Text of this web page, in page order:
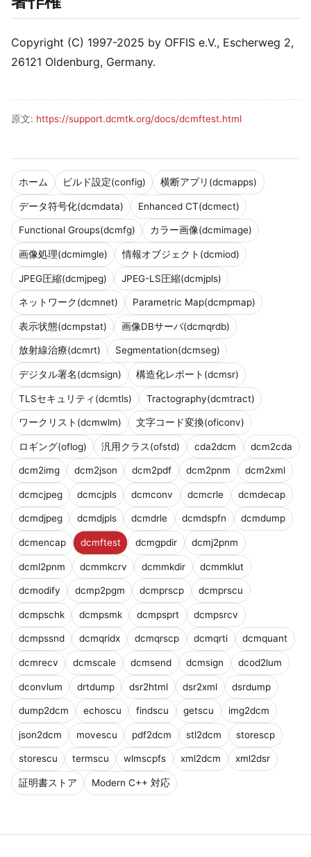
ホーム ビルド設定(config) 横断アプリ(dcmapps)
データ符号化(dcmdata) Enhanced CT(dcmect)
Functional Groups(dcmfg) カラー画像(dcmimage)
画像処理(dcmimgle) 情報オブジェクト(dcmiod)
JPEG圧縮(dcmjpeg) JPEG-LS圧縮(dcmjpls)
ネットワーク(dcmnet) Parametric Map(dcmpmap)
表示状態(dcmpstat) 画像DBサーバ(dcmqrdb)
放射線治療(dcmrt) Segmentation(dcmseg)
デジタル署名(dcmsign) 構造化レポート(dcmsr)
TLSセキュリティ(dcmtls) Tractography(dcmtract)
ワークリスト(dcmwlm) 文字コード変換(oficonv)
ロギング(oflog) 汎用クラス(ofstd) cda2dcm dcm2cda
dcm2img dcm2json dcm2pdf dcm2pnm dcm2xml
dcmcjpeg dcmcjpls dcmconv dcmcrle dcmdecap
dcmdjpeg dcmdjpls dcmdrle dcmdspfn dcmdump
dcmencap dcmftest dcmgpdir dcmj2pnm
dcml2pnm dcmmkcrv dcmmkdir dcmmklut
dcmodify dcmp2pgm dcmprscp dcmprscu
dcmpschk dcmpsmk dcmpsprt dcmpsrcv
dcmpssnd dcmqridx dcmqrscp dcmqrti dcmquant
dcmrecv dcmscale dcmsend dcmsign dcod2lum
dconvlum drtdump dsr2html dsr2xml dsrdump
dump2dcm echoscu findscu getscu img2dcm
json2dcm movescu pdf2dcm stl2dcm storescp
storescu termscu wlmscpfs xml2dcm xml2dsr
証明書ストア Modern C++ 対応
Copyright (C) 1997-2025 by OFFIS e.V., Escherweg 2,
26121 Oldenburg, Germany.
原文: https://support.dcmtk.org/docs/dcmftest.html